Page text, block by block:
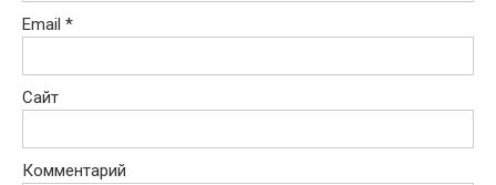
Email *
Сайт
Комментарий